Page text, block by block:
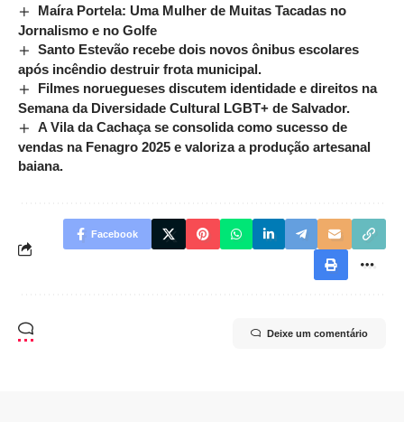
Maíra Portela: Uma Mulher de Muitas Tacadas no
Jornalismo e no Golfe
Santo Estevão recebe dois novos ônibus escolares
após incêndio destruir frota municipal.
Filmes noruegueses discutem identidade e direitos na
Semana da Diversidade Cultural LGBT+ de Salvador.
A Vila da Cachaça se consolida como sucesso de
vendas na Fenagro 2025 e valoriza a produção artesanal
baiana.
Facebook
Deixe um comentário